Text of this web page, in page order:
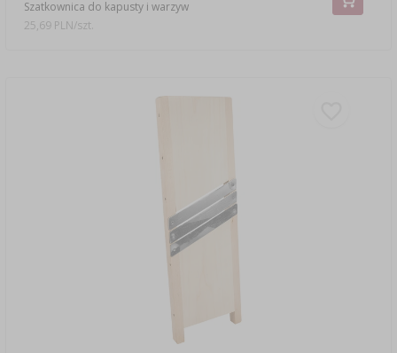
Szatkownica do kapusty i warzyw
25,69 PLN/szt.